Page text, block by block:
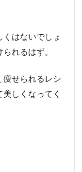
はないでしょ
れるはず。
痩せられるレシ
しくなってく